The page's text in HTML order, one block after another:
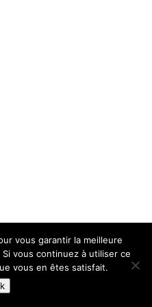
vous garantir la meilleure
vous continuez à utiliser ce
vous en êtes satisfait.